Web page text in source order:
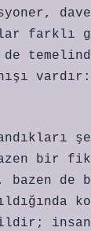
farklı
vardır:
bir
bazen